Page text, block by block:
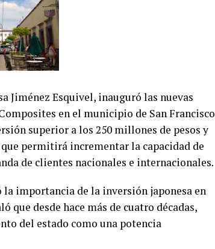
Jiménez Esquivel, inauguró las nuevas
en el municipio de San Francisco
superior a los 250 millones de pesos y
permitirá incrementar la capacidad de
de clientes nacionales e internacionales.
importancia de la inversión japonesa en
que desde hace más de cuatro décadas,
del estado como una potencia